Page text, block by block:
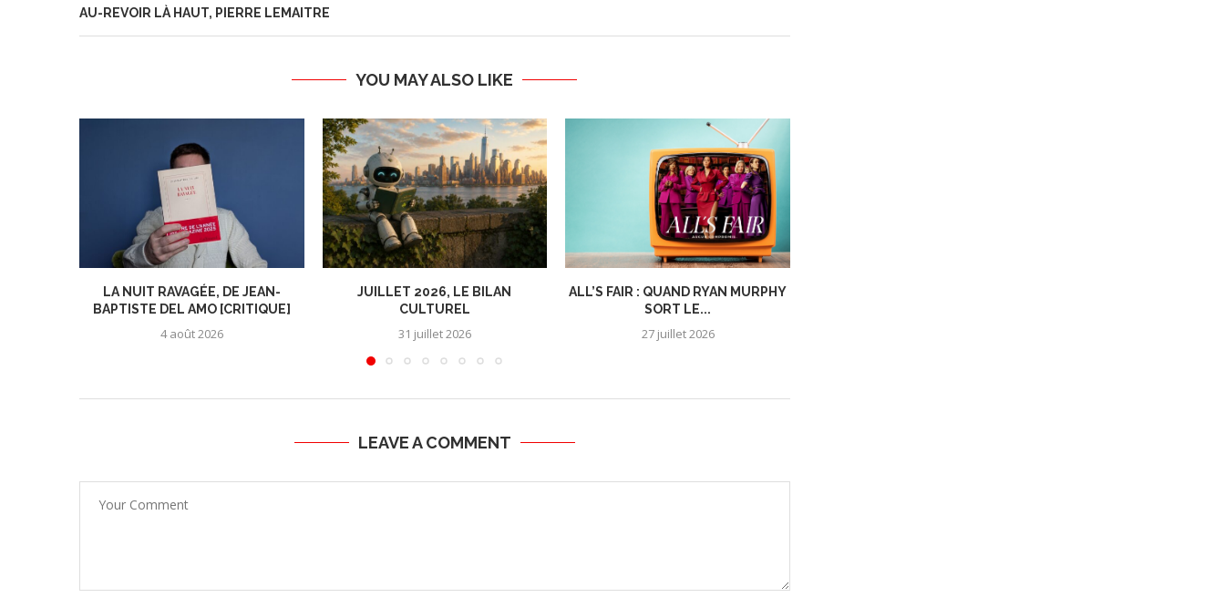
AU-REVOIR LÀ HAUT, PIERRE LEMAITRE
YOU MAY ALSO LIKE
LA NUIT RAVAGÉE, DE JEAN-
BAPTISTE DEL AMO [CRITIQUE]
4 août 2026
JUILLET 2026, LE BILAN
CULTUREL
31 juillet 2026
ALL’S FAIR : QUAND RYAN MURPHY
SORT LE...
27 juillet 2026
LEAVE A COMMENT